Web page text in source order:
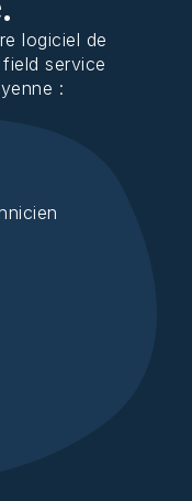
logiciel de
service
: